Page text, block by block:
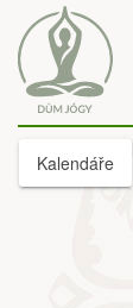
Kalendáře